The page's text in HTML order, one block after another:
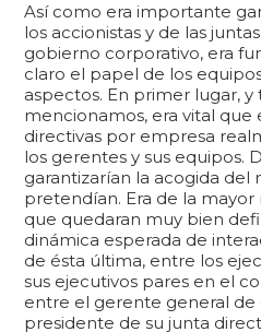
Así como era importante
los accionistas y de las
gobierno corporativo, era
claro el papel de los
aspectos. En primer lugar,
mencionamos, era vital
directivas por empresa
los gerentes y sus equipos.
garantizarían la acogida
pretendían. Era de la
que quedaran muy bien
dinámica esperada de
de ésta última, entre los
sus ejecutivos pares en el
entre el gerente general de
presidente de su junta